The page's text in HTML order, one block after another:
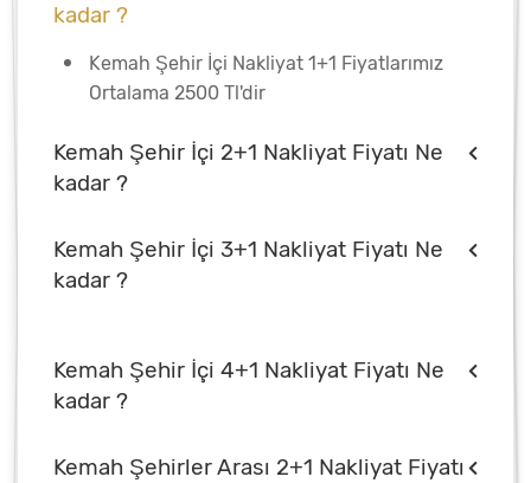
kadar ?
Kemah Şehir İçi Nakliyat 1+1 Fiyatlarımız
Ortalama 2500 Tl'dir
Kemah Şehir İçi 2+1 Nakliyat Fiyatı Ne
kadar ?
Kemah Şehir İçi 3+1 Nakliyat Fiyatı Ne
kadar ?
Kemah Şehir İçi 4+1 Nakliyat Fiyatı Ne
kadar ?
Kemah Şehirler Arası 2+1 Nakliyat Fiyatı